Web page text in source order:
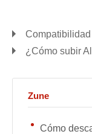
¿Cómo subir
Zune
Cómo